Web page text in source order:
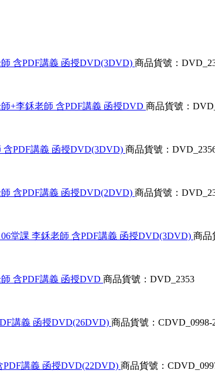
含PDF講義 函授DVD(3DVD) 商品貨號：
+李鉌老師 含PDF講義 函授DVD 商品貨號：
含PDF講義 函授DVD(3DVD) 商品貨號：
含PDF講義 函授DVD(2DVD) 商品貨號：
堂課 李鉌老師 含PDF講義 函授DVD(3DVD) 商品
含PDF講義 函授DVD 商品貨號：DVD_2353
講義 函授DVD(26DVD) 商品貨號：CDVD_0998-
PDF講義 函授DVD(22DVD) 商品貨號：